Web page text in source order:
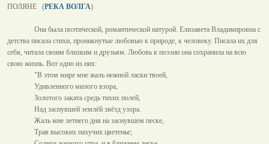
ПОЛЯНЕ (РЕКА ВОЛГА)
Она была поэтической, романтической натурой. Елизавета Владимировна с
детства писала стихи, проникнутые любовью к природе, к человеку. Писала их для
себя, читала своим близким и друзьям. Любовь к поэзии она сохранила на всю
свою жизнь. Вот одно из них:
"В этом мире мне жаль нежной ласки твоей,
Удивленного милого взора,
Золотого заката средь тихих полей,
Над заснувшей землёй звёзд узора.
Жаль мне летнего дня на заснувшем песке,
Трав высоких пахучих цветенье;